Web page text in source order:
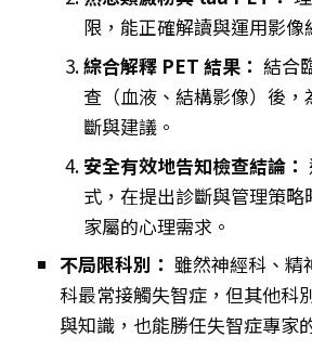
限，能正確解讀與運用影像
綜合解釋 PET 結果： 結合
查（血液、結構影像）後
斷與建議。
安全有效地告知檢查結論：
式，在提出診斷與管理策
家屬的心理需求。
不局限科別： 雖然神經科、精
科最常接觸失智症，但其他科
與知識，也能勝任失智症專家